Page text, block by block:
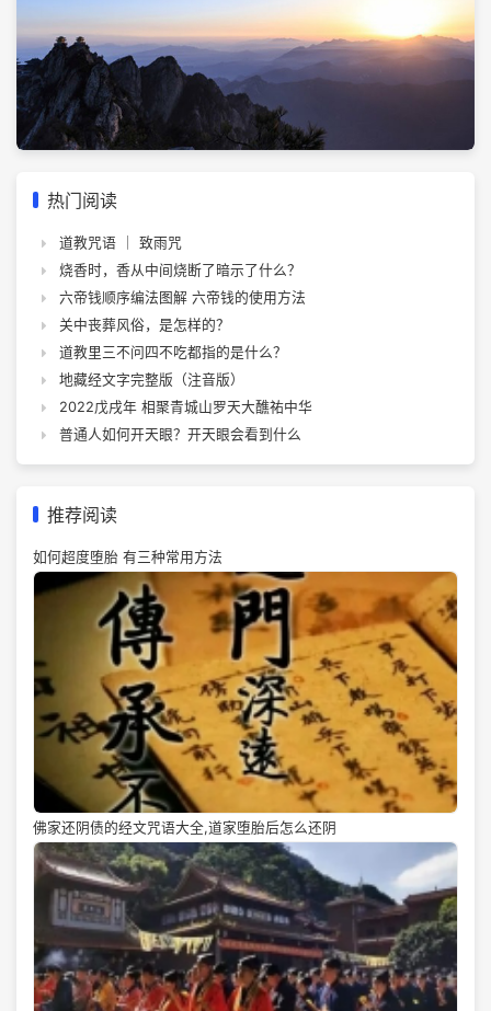
热门阅读
道教咒语 ｜ 致雨咒
烧香时，香从中间烧断了暗示了什么？
六帝钱顺序编法图解 六帝钱的使用方法
关中丧葬风俗，是怎样的？
道教里三不问四不吃都指的是什么？
地藏经文字完整版（注音版）
2022戊戌年 相聚青城山罗天大醮祐中华
普通人如何开天眼？开天眼会看到什么
推荐阅读
如何超度堕胎 有三种常用方法
佛家还阴债的经文咒语大全,道家堕胎后怎么还阴